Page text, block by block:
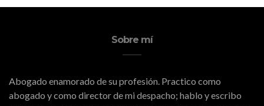
Sobre mí
Abogado enamorado de su profesión. Practico como
abogado y como director de mi despacho; hablo y escribo